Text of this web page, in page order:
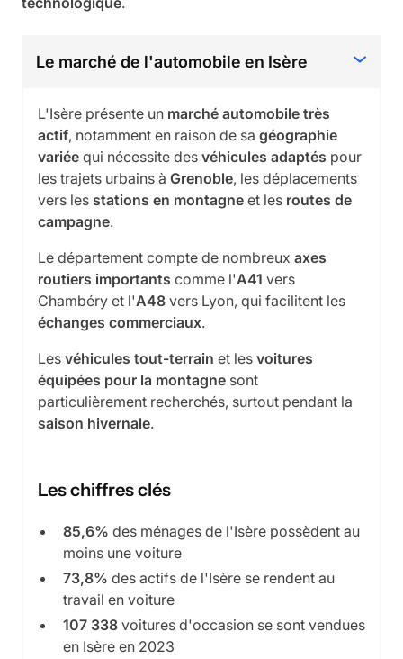
Le marché de l'automobile en Isère
L'Isère présente un marché automobile très
actif, notamment en raison de sa géographie
variée qui nécessite des véhicules adaptés pour
les trajets urbains à Grenoble, les déplacements
vers les stations en montagne et les routes de
campagne.
Le département compte de nombreux axes
routiers importants comme l'A41 vers
Chambéry et l'A48 vers Lyon, qui facilitent les
échanges commerciaux.
Les véhicules tout-terrain et les voitures
équipées pour la montagne sont
particulièrement recherchés, surtout pendant la
saison hivernale.
Les chiffres clés
85,6% des ménages de l'Isère possèdent au
moins une voiture
73,8% des actifs de l'Isère se rendent au
travail en voiture
107 338 voitures d'occasion se sont vendues
en Isère en 2023